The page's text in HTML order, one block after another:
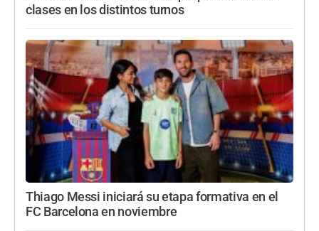
clases en los distintos turnos
Thiago Messi iniciará su etapa formativa en el
FC Barcelona en noviembre